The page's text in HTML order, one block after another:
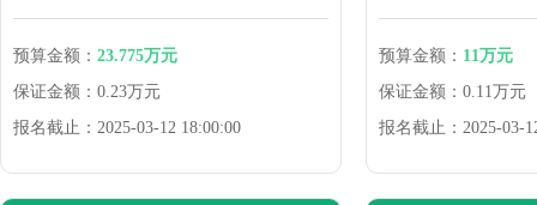
预算金额： 23.775万元
保证金额： 0.23万元
报名截止： 2025-03-12 18:00:00
预算金额： 11万元
保证金额： 0.11万元
报名截止： 2025-03-